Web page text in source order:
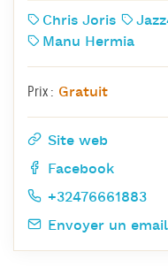
Chris Joris
Manu Hermia
Prix : Gratuit
Site web
Facebook
+32476661883
Envoyer un email